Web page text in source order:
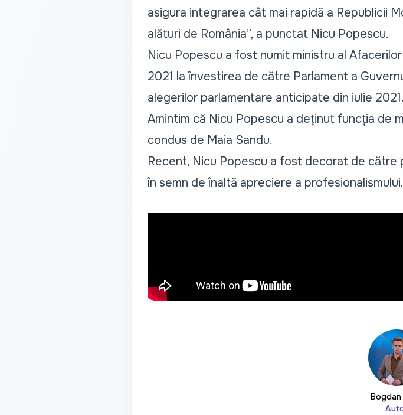
asigura integrarea cât mai rapidă a Republicii
alături de România”, a punctat Nicu Popescu.
Nicu Popescu a fost numit ministru al
2021 la învestirea de către Parlament a
alegerilor parlamentare anticipate din iulie 2021.
Amintim că Nicu Popescu a deținut funcția de
condus de Maia Sandu.
Recent, Nicu Popescu a fost decorat de către
în semn de înaltă apreciere a profesionalismului.
Bogdan